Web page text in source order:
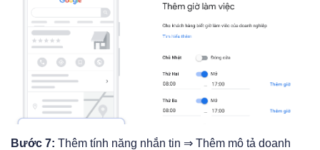
Bước 7: Thêm tính năng nhắn tin ⇒ Thêm mô tả doanh